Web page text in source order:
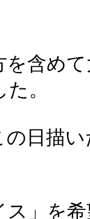
含め
。
日描
」を